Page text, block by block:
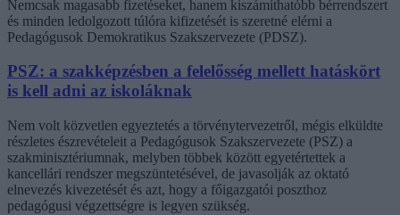
Nemcsak magasabb fizetéseket, hanem kiszámíthatóbb bérrendszert
és minden ledolgozott túlóra kifizetését is szeretné elérni a
Pedagógusok Demokratikus Szakszervezete (PDSZ).
PSZ: a szakképzésben a felelősség mellett hatáskört
is kell adni az iskoláknak
Nem volt közvetlen egyeztetés a törvénytervezetről, mégis elküldte
részletes észrevételeit a Pedagógusok Szakszervezete (PSZ) a
szakminisztériumnak, melyben többek között egyetértettek a
kancellári rendszer megszüntetésével, de javasolják az oktató
elnevezés kivezetését és azt, hogy a főigazgatói poszthoz
pedagógusi végzettségre is legyen szükség.